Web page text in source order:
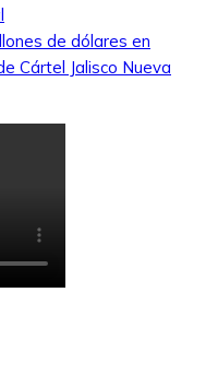
de dólares en
Cártel Jalisco Nueva